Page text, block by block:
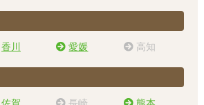
香川 愛媛 高知